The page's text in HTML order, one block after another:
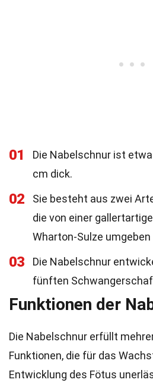
01
Die Nabelschnur ist
cm dick.
02
Sie besteht aus zwei
die von einer
Wharton-Sulze umgeben
03
Die Nabelschnur
fünften
Funktionen der
Die Nabelschnur erfüllt
Funktionen, die für das
Entwicklung des Fötus